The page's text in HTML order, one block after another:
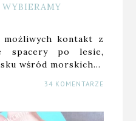
możliwych kontakt z
spacery po lesie,
wśród morskich…
34 KOMENTARZE